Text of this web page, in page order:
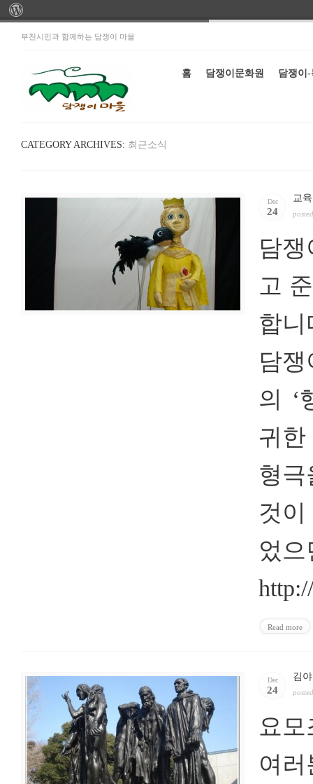
부천시민과 함께하는 담쟁이 마을
홈 담쟁이문화원 담쟁이
CATEGORY ARCHIVES: 최근소식
Dec
24
교
담
고
합
담
의 ‘
귀
형
것
었
Read more
Dec
24
김
요
여